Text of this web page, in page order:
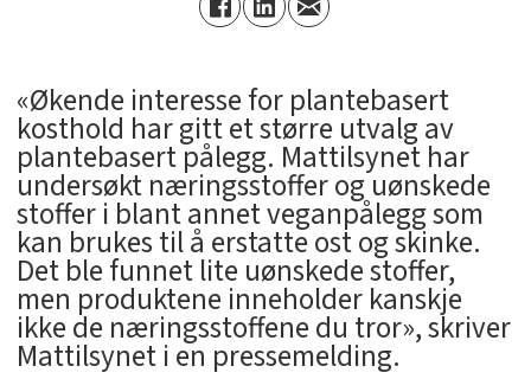
­«Økende interesse for plantebasert
kosthold har gitt et større utvalg av
plantebasert pålegg. Mattilsynet har
undersøkt næringsstoffer og uønskede
stoffer i blant annet veganpålegg som
kan brukes til å erstatte ost og skinke.
Det ble funnet lite uønskede stoffer,
men produktene inneholder kanskje
ikke de næringsstoffene du tror», skriver
Mattilsynet i en pressemelding.